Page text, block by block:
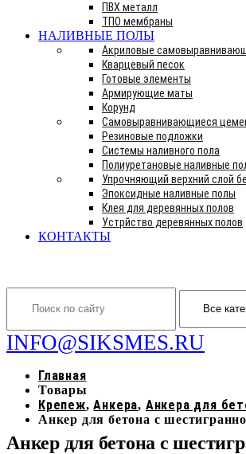
ПВХ металл
ТПО мембраны
НАЛИВНЫЕ ПОЛЫ
Акриловые
Кварцевый песок
Готовые элементы
Армирующие маты
Корунд
Самовыравнивающиеся
Резиновые подложки
Системы наливного пола
Полиуретановые наливные
Упрочняющий верхний слой
Эпоксидные наливные полы
Клея для деревянных полов
Устрйство деревянных полов
КОНТАКТЫ
INFO@SIKSMES.RU
Главная
Товары
Крепеж,Анкера, Анкера для
Анкер для бетона с
Анкер для бетона с